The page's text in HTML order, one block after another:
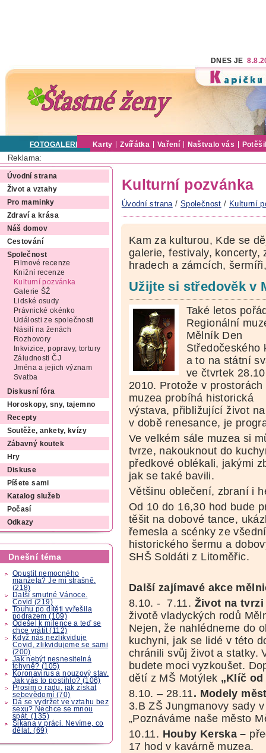
DNES JE
FOTOGALERIE Karty Zvířátka Vaření Naštvalo vás
Reklama:
Úvodní strana
Život a vztahy
Pro maminky
Zdraví a krása
Náš domov
Cestování
Společnost
Filmové recenze
Knižní recenze
Kulturní pozvánka
Galerie ŠŽ
Lidské osudy
Právnické okénko
Události ze společnosti
Násilí na ženách
Rozhovory
Inkvizice, popravy, tortury
Záludnosti ČJ
Jména a jejich význam
Svatba
Diskusní fóra
Horoskopy, sny, tajemno
Recepty
Soutěže, ankety, kvízy
Zábavný koutek
Hry
Diskuse
Píšete sami
Katalog služeb
Počasí
Odkazy
Dnešní téma
Opustit nemocného
manžela? Je mi strašně.
(218)
Další smutné Vánoce.
Covid (219)
Touhu po dítěti vyřešila
podrazem (109)
Odešel k milence a teď se
chce vrátit (112)
Když nás nezlikviduje
Covid, zlikvidujeme se sami
(200)
Jak nebýt nesnesitelná
tchyně? (105)
Koronavirus a nouzový stav.
Jak vás to postihlo? (106)
Prosím o radu, jak získat
sebevědomí (70)
Dá se vydržet ve vztahu bez
sexu? Nechce se mnou
spát. (135)
Šikana v práci. Nevíme, co
dělat. (69)
Kulturní pozvánka
Úvodní strana / Společnost / Kulturní
Kam za kulturou, Kde se
galerie, festivaly,
hradech a zámcích,
Užijte si středověk v
Také letos
Regionální
Mělník Den
Středočeského
a to na státní
ve čtvrtek
2010. Protože v prostorách
muzea probíhá historická
výstava, přibližující život
v době renesance, je
Ve velkém sále muzea si
tvrze, nakouknout do
předkové oblékali, jakými
jak se také bavili.
Většinu oblečení, zbraní i
Od 10 do 16,30 hod bude
těšit na dobové tance,
řemesla a scénky ze
historického šermu a
SHŠ Soldáti z Litoměřic.
Další zajímavé akce
8.10. - 7.11. Život na
životě vladyckých rodů
Nejen, že nahlédneme do
kuchyni, jak se lidé v této
chránili svůj život a statky.
budete moci vyzkoušet.
dětí z MŠ Motýlek „Klíč
8.10. – 28.11. Modely
3.B ZŠ Jungmanovy sady
„Poznáváme naše město
10.11. Houby Kerska –
17 hod v kavárně muzea.